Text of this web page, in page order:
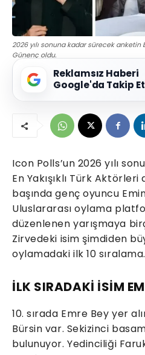
2026 yılı sonuna kadar sürecek
Günenç oldu.
Reklamsız Haberi
Google'da Takip
Icon Polls’un 2026 yılı
En Yakışıklı Türk
başında genç oyuncu
Uluslararası oylama
düzenlenen yarışmaya
Zirvedeki isim şimdiden
oylamadaki ilk 10 sıralama.
İLK SIRADAKİ İSİM
10. sırada Emre Bey yer
Bürsin var. Sekizinci
bulunuyor. Yedinciliği